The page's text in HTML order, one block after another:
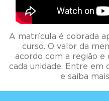
A matrícula é cobrada
curso. O valor da
acordo com a região e
cada unidade. Entre em
e saiba